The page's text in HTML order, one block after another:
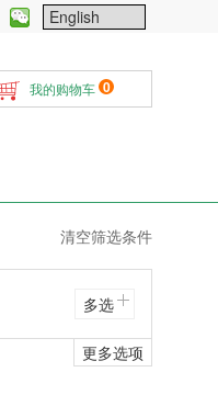
我的购物车 0
清空筛选条件
多选
更多选项